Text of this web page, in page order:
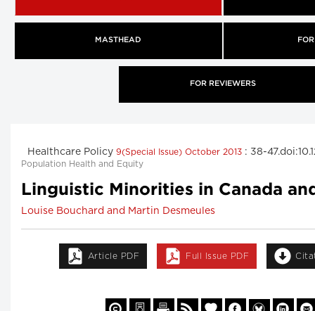
MASTHEAD
FOR REVIEWERS
Healthcare Policy 9(Special Issue) October 2013 : 38-
Population Health and Equity
Linguistic Minorities in Canada
Louise Bouchard and Martin Desmeules
Article PDF Full Issue PDF